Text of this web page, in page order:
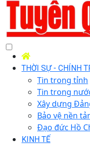
THỜI SỰ - CHÍNH
Tin trong tỉnh
Tin trong
Xây dựng
Bảo vệ nền
Đạo đức Hồ
KINH TẾ